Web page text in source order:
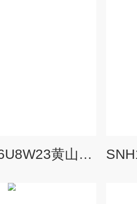
SNH120R46U8W23黄山螺杆泵三螺杆泵